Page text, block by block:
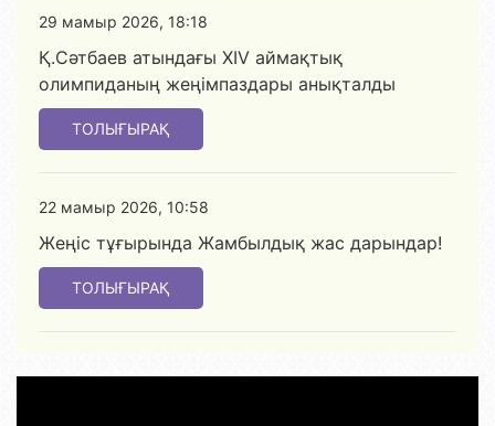
29 мамыр 2026, 18:18
Қ.Сәтбаев атындағы XIV аймақтық
олимпиданың жеңімпаздары анықталды
ТОЛЫҒЫРАҚ
22 мамыр 2026, 10:58
Жеңіс тұғырында Жамбылдық жас дарындар!
ТОЛЫҒЫРАҚ